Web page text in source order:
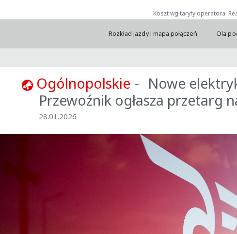
Koszt wg taryfy operatora.
Rozkład jazdy i mapa połączeń Dla
Ogólnopolskie
Nowe
Przewoźnik ogłasza przetarg
28.01.2026